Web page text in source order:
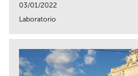
03/01/2022
Laboratorio